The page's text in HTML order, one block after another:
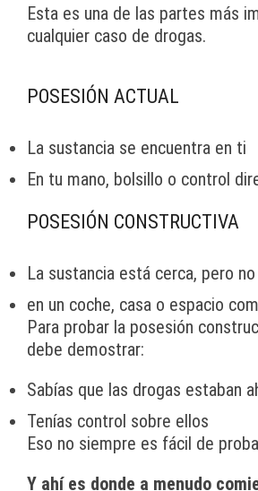
Esta es una de las partes más
cualquier caso de drogas.
POSESIÓN ACTUAL
La sustancia se encuentra en ti
En tu mano, bolsillo o control
POSESIÓN CONSTRUCTIVA
La sustancia está cerca, pero
en un coche, casa o espacio
Para probar la posesión
debe demostrar:
Sabías que las drogas estaban
Tenías control sobre ellos
Eso no siempre es fácil de
Y ahí es donde a menudo